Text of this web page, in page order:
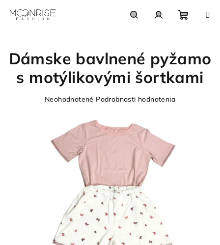
košík
Dámske bavlnené pyžamo
s motýlikovými šortkami
Priemerné
0,0
hviezdičiek.
Neohodnotené Podrobnosti hodnotenia